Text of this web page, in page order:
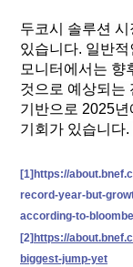
두코시 솔루션
있습니다. 일반
모니터에서는 향
것으로 예상되는
기반으로 2025
기회가 있습니다.
[1]https://
record-year-but-
according-to-
[2]https://
biggest-jump-yet